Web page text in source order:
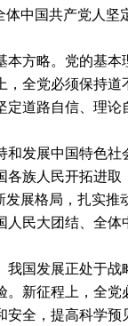
中国共产党人坚
略。党的基本
全党必须保持
道路自信、理
展中国特色社
族人民开拓进取
展格局，扎实
民大团结、全
发展正处于战
新征程上，全
全，提高科学